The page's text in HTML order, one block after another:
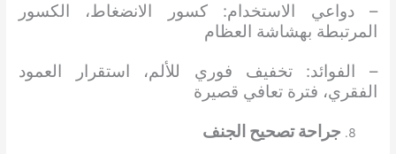
– دواعي الاستخدام: كسور الانضغاط، الكسور
المرتبطة بهشاشة العظام
– الفوائد: تخفيف فوري للألم، استقرار العمود
الفقري، فترة تعافي قصيرة
جراحة تصحيح الجنف